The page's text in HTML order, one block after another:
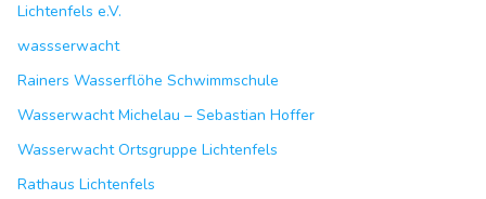
Lichtenfels e.V.
wassserwacht
Rainers Wasserflöhe Schwimmschule
Wasserwacht Michelau – Sebastian Hoffer
Wasserwacht Ortsgruppe Lichtenfels
Rathaus Lichtenfels